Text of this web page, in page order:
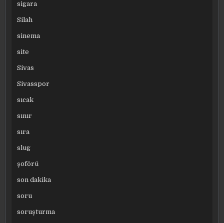
sigara
Silah
sinema
site
Sivas
Sivasspor
sıcak
sınır
sıra
slug
şoförü
son dakika
soru
soruşturma